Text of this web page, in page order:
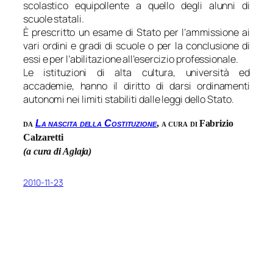
scolastico equipollente a quello degli alunni di
scuole statali.
È prescritto un esame di Stato per l’ammissione ai
vari ordini e gradi di scuole o per la conclusione di
essi e per l’abilitazione all’esercizio professionale.
Le istituzioni di alta cultura, università ed
accademie, hanno il diritto di darsi ordinamenti
autonomi nei limiti stabiliti dalle leggi dello Stato.
da La nascita della Costituzione, a cura diFabrizio
Calzaretti
(a cura di Aglaja)
2010-11-23